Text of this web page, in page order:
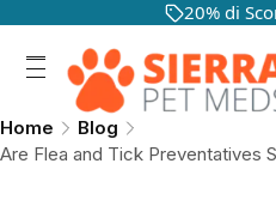
20% di
Home
Blog
Are Flea and Tick Preventatives